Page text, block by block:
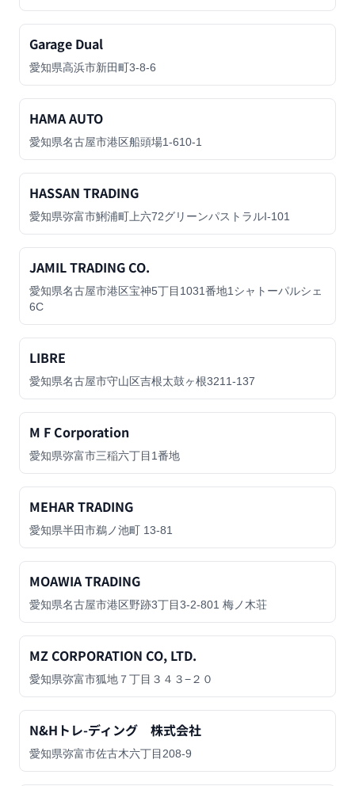
Garage Dual
愛知県高浜市新田町3-8-6
HAMA AUTO
愛知県名古屋市港区船頭場1-610-1
HASSAN TRADING
愛知県弥富市鯏浦町上六72グリーンパストラルI-101
JAMIL TRADING CO.
愛知県名古屋市港区宝神5丁目1031番地1シャトーパルシェ
6C
LIBRE
愛知県名古屋市守山区吉根太鼓ヶ根3211-137
M F Corporation
愛知県弥富市三稲六丁目1番地
MEHAR TRADING
愛知県半田市鵜ノ池町 13-81
MOAWIA TRADING
愛知県名古屋市港区野跡3丁目3-2-801 梅ノ木荘
MZ CORPORATION CO, LTD.
愛知県弥富市狐地７丁目３４３−２０
N&Hトレ-ディング 株式会社
愛知県弥富市佐古木六丁目208-9